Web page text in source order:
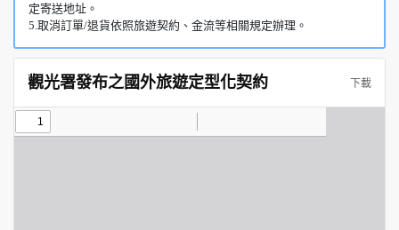
定寄送地址。
5.取消訂單/退貨依照旅遊契約、金流等相關規定辦理。
觀光署發布之國外旅遊定型化契約 下載